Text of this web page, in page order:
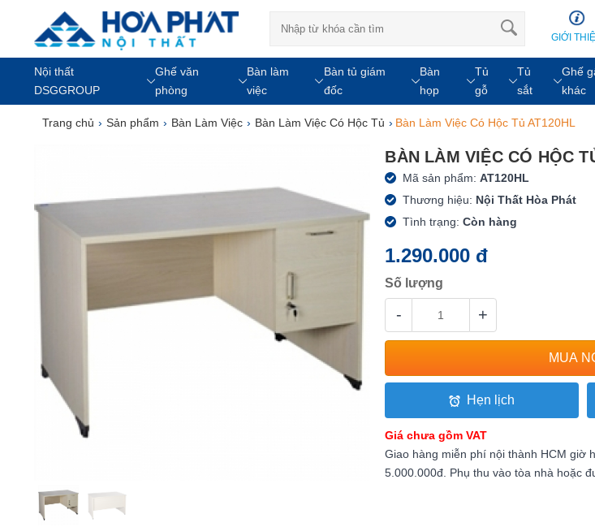
GIỚI
Nội thất
DSGGROUP
Ghế văn
phòng
Bàn làm
việc
Bàn tủ giám
đốc
Bàn
họp
Tủ
gỗ
Tủ
sắt
Ghế
khác
Trang chủ › Sản phẩm › Bàn Làm Việc › Bàn Làm Việc Có Hộc Tủ › Bàn Làm Việc Có Hộc Tủ AT120HL
BÀN LÀM VIỆC CÓ HỘC
Mã sản phẩm:AT120HL
Thương hiệu: Nội Thất Hòa Phát
Tình trạng:Còn hàng
1.290.000 đ
Số lượng
- +
Hẹn lịch
Giá chưa gồm VAT
Giao hàng miễn phí nội thành HCM giờ
5.000.000đ. Phụ thu vào tòa nhà hoặc